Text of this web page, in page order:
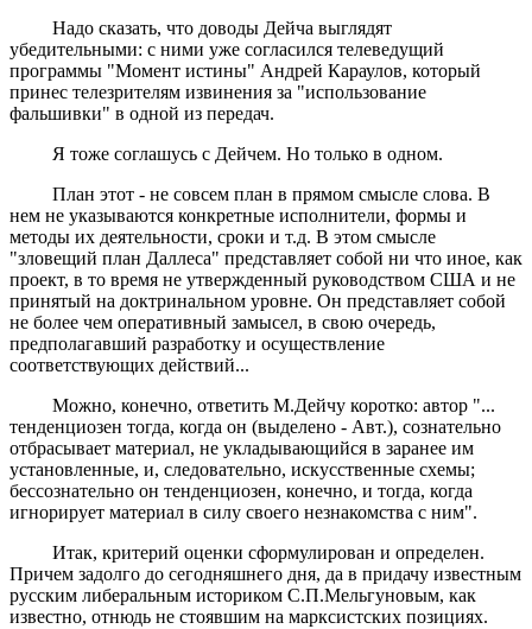
Надо сказать, что доводы Дейча выглядят
убедительными: с ними уже согласился телеведущий
программы "Момент истины" Андрей Караулов, который
принес телезрителям извинения за "использование
фальшивки" в одной из передач.
Я тоже соглашусь с Дейчем. Но только в одном.
План этот - не совсем план в прямом смысле слова. В
нем не указываются конкретные исполнители, формы и
методы их деятельности, сроки и т.д. В этом смысле
"зловещий план Даллеса" представляет собой ни что иное, как
проект, в то время не утвержденный руководством США и не
принятый на доктринальном уровне. Он представляет собой
не более чем оперативный замысел, в свою очередь,
предполагавший разработку и осуществление
соответствующих действий...
Можно, конечно, ответить М.Дейчу коротко: автор "...
тенденциозен тогда, когда он (выделено - Авт.), сознательно
отбрасывает материал, не укладывающийся в заранее им
установленные, и, следовательно, искусственные схемы;
бессознательно он тенденциозен, конечно, и тогда, когда
игнорирует материал в силу своего незнакомства с ним".
Итак, критерий оценки сформулирован и определен.
Причем задолго до сегодняшнего дня, да в придачу известным
русским либеральным историком С.П.Мельгуновым, как
известно, отнюдь не стоявшим на марксистских позициях.